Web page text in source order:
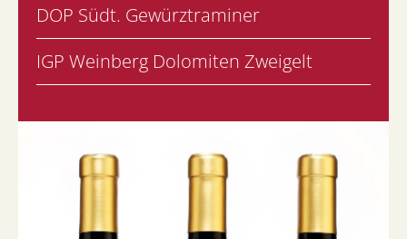
DOP Südt. Gewürztraminer
IGP Weinberg Dolomiten Zweigelt